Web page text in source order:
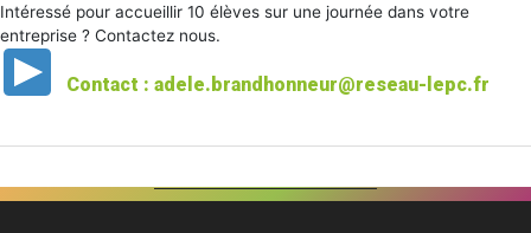
Intéressé pour accueillir 10 élèves sur une journée dans votre
entreprise ? Contactez nous.
Contact : adele.brandhonneur@reseau-lepc.fr